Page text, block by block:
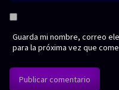
Guarda mi nombre, correo
para la próxima vez que